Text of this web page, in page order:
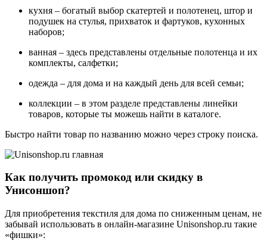
кухня – богатый выбор скатертей и полотенец, штор и
подушек на стулья, прихваток и фартуков, кухонных
наборов;
ванная – здесь представлены отдельные полотенца и их
комплекты, салфетки;
одежда – для дома и на каждый день для всей семьи;
коллекции – в этом разделе представлены линейки
товаров, которые ты можешь найти в каталоге.
Быстро найти товар по названию можно через строку поиска.
Как получить промокод или скидку в
Унисоншоп?
Для приобретения текстиля для дома по сниженным ценам, не
забывай использовать в онлайн-магазине Unisonshop.ru такие
«фишки»: